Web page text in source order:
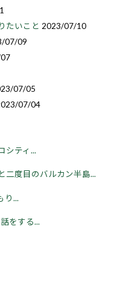
たいこと 2023/07/10
07/09
07/05
07/04
シティ...
二度目のバルカン半島...
り...
をする...